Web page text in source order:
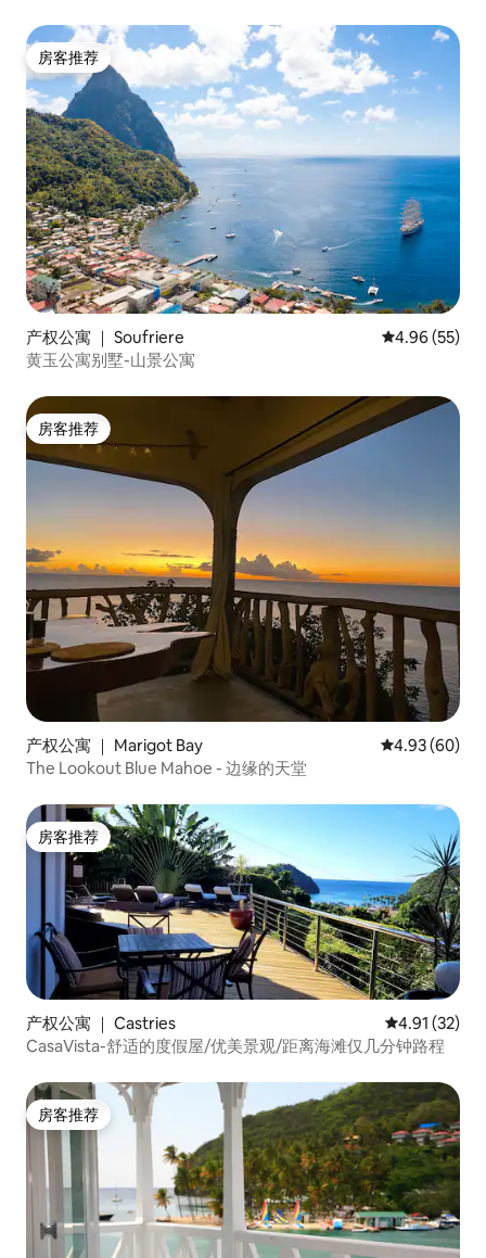
房客推荐
房客推荐
产权公寓 ｜ Soufriere 平均评分
4.96 (55)
黄玉公寓别墅-山景公寓
房客推荐
房客推荐
产权公寓 ｜ Marigot Bay 平均评分 4.93
4.93 (60)
The Lookout Blue Mahoe - 边缘的天堂
房客推荐
房客推荐
产权公寓 ｜ Castries 平均评分
4.91 (32)
CasaVista-舒适的度假屋/优美景观/距离海滩仅几分钟路程
房客推荐
房客推荐